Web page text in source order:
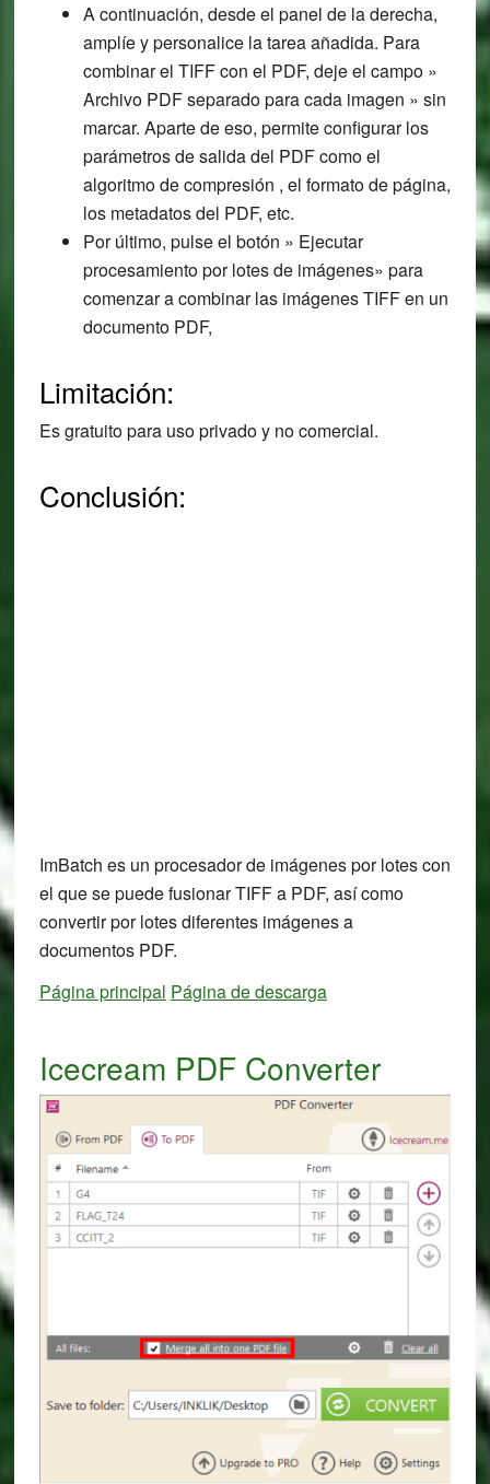
A continuación, desde el panel de la derecha,
amplíe y personalice la tarea añadida. Para
combinar el TIFF con el PDF, deje el campo »
Archivo PDF separado para cada imagen » sin
marcar. Aparte de eso, permite configurar los
parámetros de salida del PDF como el
algoritmo de compresión , el formato de página,
los metadatos del PDF, etc.
Por último, pulse el botón » Ejecutar
procesamiento por lotes de imágenes» para
comenzar a combinar las imágenes TIFF en un
documento PDF,
Limitación:
Es gratuito para uso privado y no comercial.
Conclusión:
ImBatch es un procesador de imágenes por lotes con
el que se puede fusionar TIFF a PDF, así como
convertir por lotes diferentes imágenes a
documentos PDF.
Página principal Página de descarga
Icecream PDF Converter